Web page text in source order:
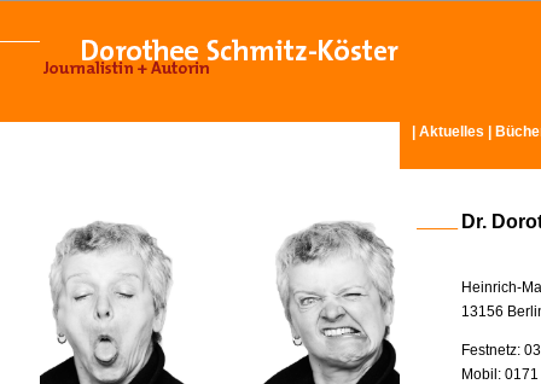
Aktuelles
Dr.
Heinrich-
13156
Festnetz:
Mobil: